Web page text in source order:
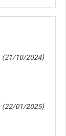
(21/10/2024)
(22/01/2025)